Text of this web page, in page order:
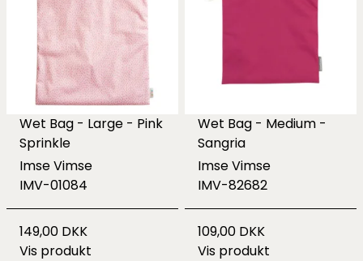
Wet Bag - Large - Pink
Sprinkle
Imse Vimse
IMV-01084
149,00 DKK
Vis produkt
Wet Bag - Medium -
Sangria
Imse Vimse
IMV-82682
109,00 DKK
Vis produkt